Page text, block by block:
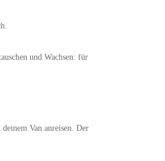
und Wachsen: für
Van anreisen. Der